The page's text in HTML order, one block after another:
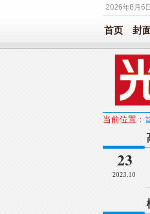
2026年8月6
首页 封
当前位置：
23
2023.10